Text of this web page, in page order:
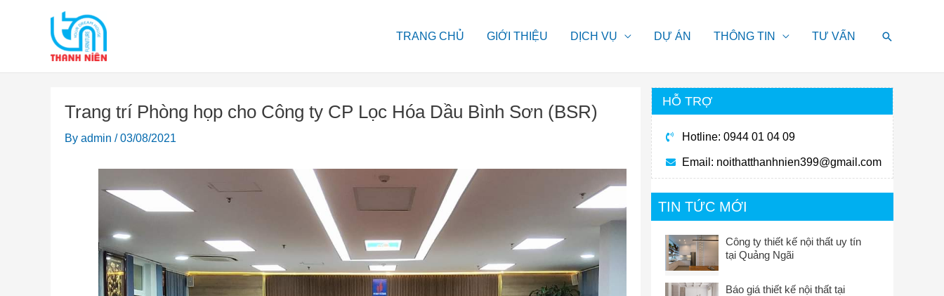
TRANG CHỦ GIỚI THIỆU DỊCH VỤ DỰ ÁN THÔNG TIN TƯ VẤN Search
Trang trí Phòng họp cho Công ty CP Lọc Hóa Dầu Bình Sơn (BSR)
By admin /03/08/2021
HỖ TRỢ
Hotline: 0944 01 04 09
Email: noithatthanhnien399@gmail.com
TIN TỨC MỚI
Công ty thiết kế nội thất uy tín
tại Quảng Ngãi
Báo giá thiết kế nội thất tại